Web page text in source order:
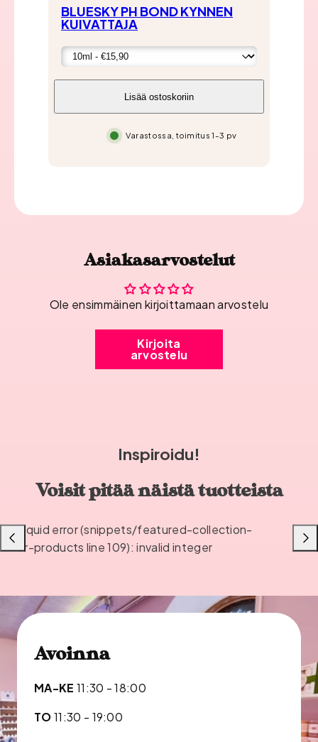
BLUESKY PH BOND KYNNEN
KUIVATTAJA
Lisää ostoskoriin
Varastossa, toimitus 1-3 pv
Asiakasarvostelut
Ole ensimmäinen kirjoittamaan arvostelu
Kirjoita
arvostelu
Inspiroidu!
Voisit pitää näistä tuotteista
Liquid error (snippets/featured-collection-
or-products line 109): invalid integer
Liu'uta
vasemmalle
Avoinna
MA-KE 11:30 - 18:00
TO11:30 - 19:00